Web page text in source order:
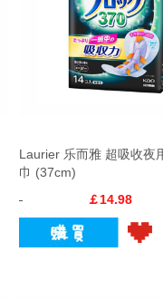
Laurier 乐而雅 超吸收夜
巾 (37cm)
￡14.98